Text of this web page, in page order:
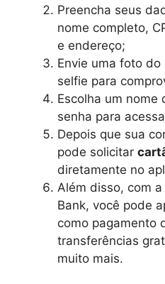
Preencha seus
nome completo,
e endereço;
Envie uma foto do
selfie para
Escolha um nome
senha para
Depois que sua
pode solicitar
diretamente no
Além disso, com a
Bank, você pode
como pagamento
transferências
muito mais.